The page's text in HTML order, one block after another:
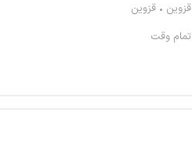
قزوین
قزوین
تمام وقت